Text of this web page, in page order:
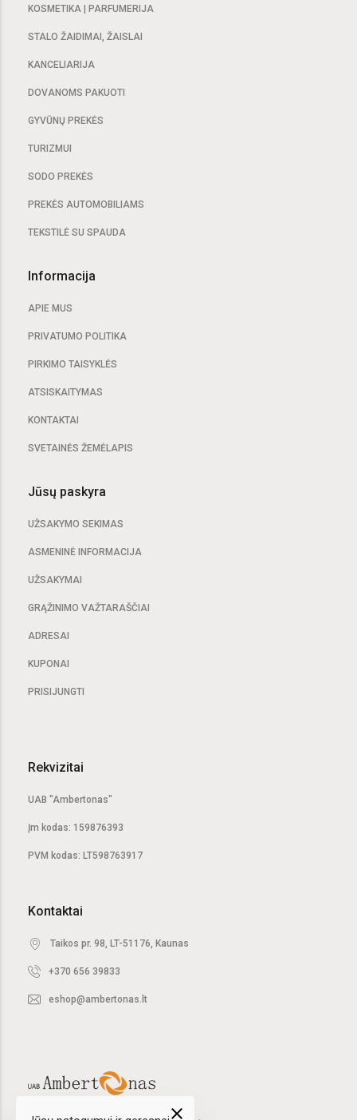
close
KOSMETIKA | PARFUMERIJA
STALO ŽAIDIMAI, ŽAISLAI
KANCELIARIJA
DOVANOMS PAKUOTI
GYVŪNŲ PREKĖS
TURIZMUI
SODO PREKĖS
PREKĖS AUTOMOBILIAMS
TEKSTILĖ SU SPAUDA
Informacija
APIE MUS
PRIVATUMO POLITIKA
PIRKIMO TAISYKLĖS
ATSISKAITYMAS
KONTAKTAI
SVETAINĖS ŽEMĖLAPIS
Jūsų paskyra
UŽSAKYMO SEKIMAS
ASMENINĖ INFORMACIJA
UŽSAKYMAI
GRĄŽINIMO VAŽTARAŠČIAI
ADRESAI
KUPONAI
PRISIJUNGTI
Rekvizitai
UAB "Ambertonas"
Įm kodas: 159876393
PVM kodas: LT598763917
Kontaktai
Taikos pr. 98, LT-51176, Kaunas
+370 656 39833
eshop@ambertonas.lt